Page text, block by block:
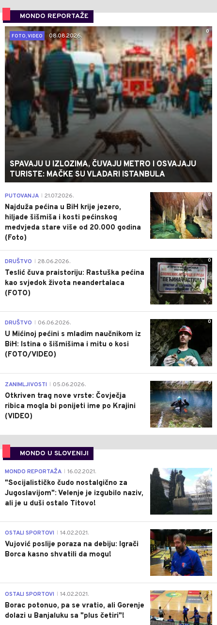
MONDO REPORTAŽE
0
FOTO, VIDEO
08.08.2026.
SPAVAJU U IZLOZIMA, ČUVAJU METRO I OSVAJAJU
TURISTE: MAČKE SU VLADARI ISTANBULA
0
PUTOVANJA 21.07.2026.
Najduža pećina u BiH krije jezero,
hiljade šišmiša i kosti pećinskog
medvjeda stare više od 20.000 godina
(Foto)
0
DRUŠTVO 28.06.2026.
Teslić čuva praistoriju: Rastuška pećina
kao svjedok života neandertalaca
(FOTO)
0
DRUŠTVO 06.06.2026.
U Mićinoj pećini s mladim naučnikom iz
BiH: Istina o šišmišima i mitu o kosi
(FOTO/VIDEO)
0
ZANIMLJIVOSTI 05.06.2026.
Otkriven trag nove vrste: Čovječja
ribica mogla bi ponijeti ime po Krajini
(VIDEO)
MONDO U SLOVENIJI
4
MONDO REPORTAŽA 16.02.2021.
"Socijalističko čudo nostalgično za
Jugoslavijom": Velenje je izgubilo naziv,
ali je u duši ostalo Titovo!
1
OSTALI SPORTOVI 14.02.2021.
Vujović poslije poraza na debiju: Igrači
Borca kasno shvatili da mogu!
3
OSTALI SPORTOVI 14.02.2021.
Borac potonuo, pa se vratio, ali Gorenje
dolazi u Banjaluku sa "plus četiri"!